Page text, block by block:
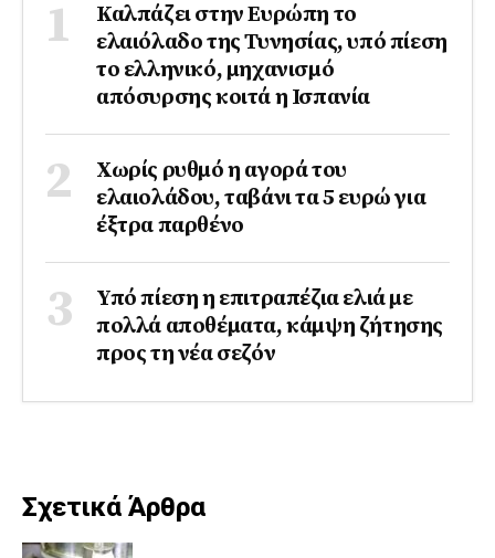
Καλπάζει στην Ευρώπη το
ελαιόλαδο της Τυνησίας, υπό πίεση
το ελληνικό, μηχανισμό
απόσυρσης κοιτά η Ισπανία
Χωρίς ρυθμό η αγορά του
ελαιολάδου, ταβάνι τα 5 ευρώ για
έξτρα παρθένο
Υπό πίεση η επιτραπέζια ελιά με
πολλά αποθέματα, κάμψη ζήτησης
προς τη νέα σεζόν
Σχετικά Άρθρα